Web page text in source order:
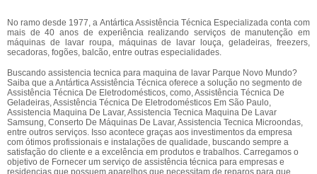
No ramo desde 1977, a Antártica Assistência Técnica Especializada conta com
mais de 40 anos de experiência realizando serviços de manutenção em
máquinas de lavar roupa, máquinas de lavar louça, geladeiras, freezers,
secadoras, fogões, balcão, entre outras especialidades.
Buscando assistencia tecnica para maquina de lavar Parque Novo Mundo?
Saiba que a Antártica Assistência Técnica oferece a solução no segmento de
Assistência Técnica De Eletrodomésticos, como, Assistência Técnica De
Geladeiras, Assistência Técnica De Eletrodomésticos Em São Paulo,
Assistencia Maquina De Lavar, Assistencia Tecnica Maquina De Lavar
Samsung, Conserto De Máquinas De Lavar, Assistencia Tecnica Microondas,
entre outros serviços. Isso acontece graças aos investimentos da empresa
com ótimos profissionais e instalações de qualidade, buscando sempre a
satisfação do cliente e a excelência em produtos e trabalhos. Carregamos o
objetivo de Fornecer um serviço de assistência técnica para empresas e
residencias que possuem aparelhos que necessitam de reparos para que